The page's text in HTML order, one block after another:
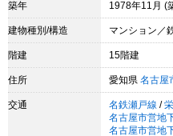
築年 1978年11月 (
建物種別/構造 マンション／
階建 15階建
住所 愛知県 名古屋
交通 名鉄瀬戸線 /
名古屋市営地
名古屋市営地